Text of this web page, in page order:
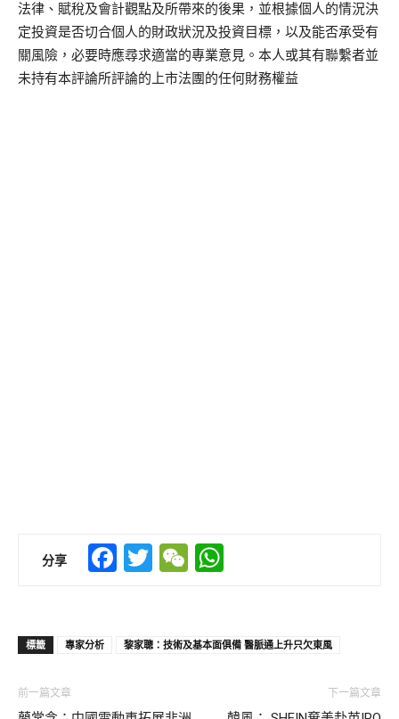
法律、賦稅及會計觀點及所帶來的後果，並根據個人的情況決
定投資是否切合個人的財政狀況及投資目標，以及能否承受有
關風險，必要時應尋求適當的專業意見。本人或其有聯繫者並
未持有本評論所評論的上市法團的任何財務權益
分享 Facebook
TwitterWeChat
標籤 專家分析 黎家聰：技術及基本面俱備 醫脈通上升只欠東風
前一篇文章 下一篇文章